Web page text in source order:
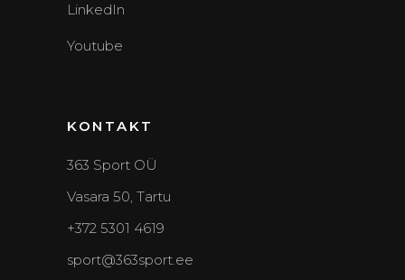
LinkedIn
Youtube
KONTAKT
363 Sport OÜ
Vasara 50, Tartu
+372 5301 4619
sport@363sport.ee